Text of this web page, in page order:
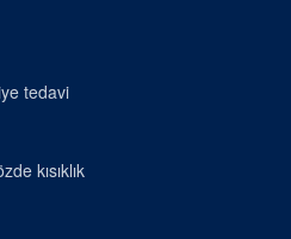
tedavi
kısıklık